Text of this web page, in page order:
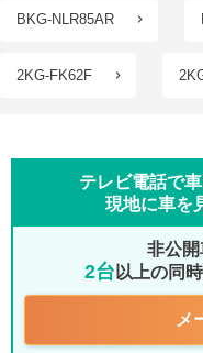
BKG-NLR85AR
2KG-FK62F
テレビ電話で
現地に車を
非公
2台 以上の同
メ